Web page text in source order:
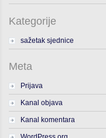
Kategorije
sažetak sjednice
Meta
Prijava
Kanal objava
Kanal komentara